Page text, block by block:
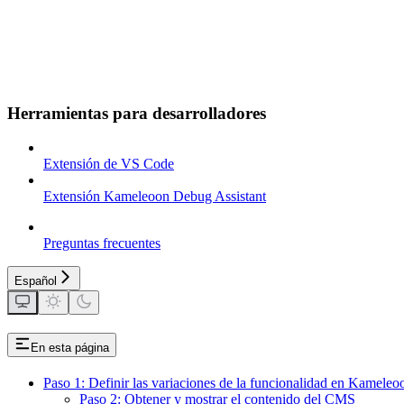
Herramientas para desarrolladores
Extensión de VS Code
Extensión Kameleoon Debug Assistant
Preguntas frecuentes
Español
En esta página
Paso 1: Definir las variaciones de la funcionalidad en
Paso 2: Obtener y mostrar el contenido del CMS